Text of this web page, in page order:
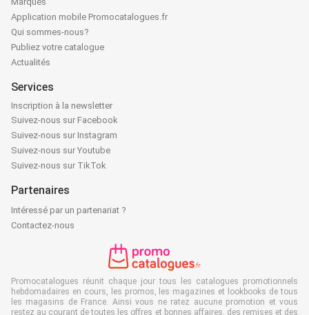
Application mobile Promocatalogues.fr
Qui sommes-nous?
Publiez votre catalogue
Actualités
Services
Inscription à la newsletter
Suivez-nous sur Facebook
Suivez-nous sur Instagram
Suivez-nous sur Youtube
Suivez-nous sur TikTok
Partenaires
Intéressé par un partenariat ?
Contactez-nous
Promocatalogues réunit chaque jour tous les catalogues promotionnels
hebdomadaires en cours, les promos, les magazines et lookbooks de tous
les magasins de France. Ainsi vous ne ratez aucune promotion et vous
restez au courant de toutes les offres et bonnes affaires, des remises et des